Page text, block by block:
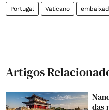
Portugal Vaticano
Artigos
das